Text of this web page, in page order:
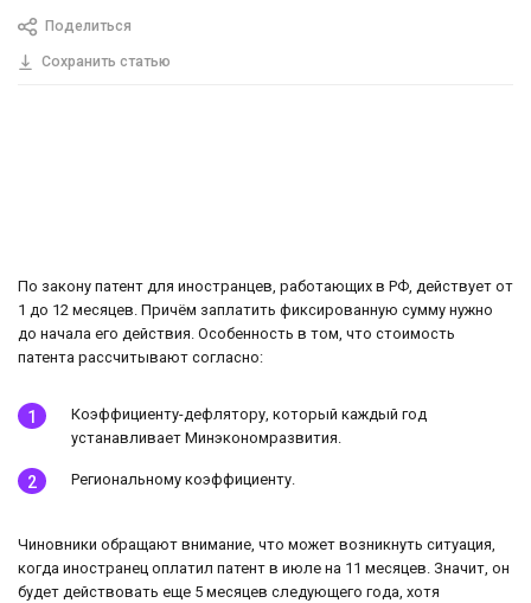
Поделиться
Сохранить статью
По закону патент для иностранцев, работающих в РФ, действует от
1 до 12 месяцев. Причём заплатить фиксированную сумму нужно
до начала его действия. Особенность в том, что стоимость
патента рассчитывают согласно:
Коэффициенту-дефлятору, который каждый год
устанавливает Минэкономразвития.
Региональному коэффициенту.
Чиновники обращают внимание, что может возникнуть ситуация,
когда иностранец оплатил патент в июле на 11 месяцев. Значит, он
будет действовать еще 5 месяцев следующего года, хотя